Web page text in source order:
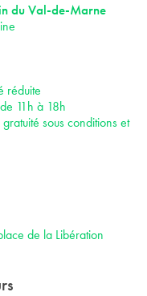
du Val-de-Marne
réduite
11h à 18h
sous conditions et
de la Libération